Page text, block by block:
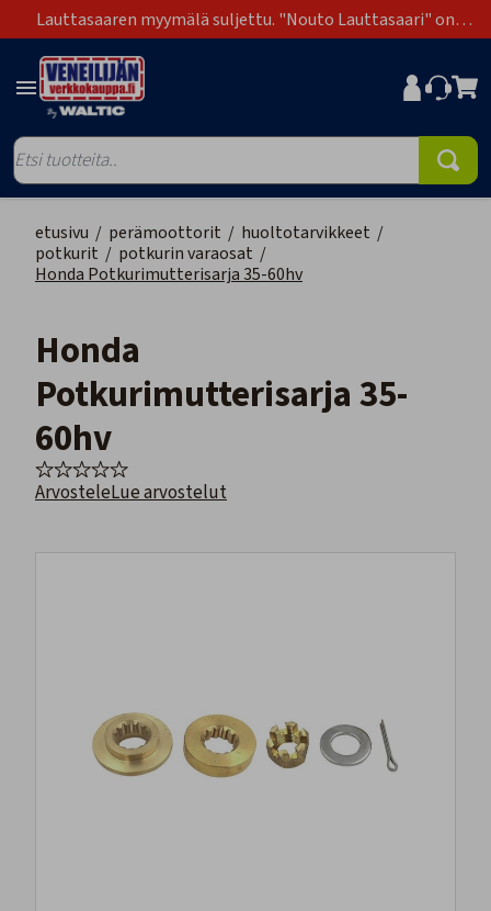
Lauttasaaren myymälä suljettu. "Nouto Lauttasaari" on
poistunut toimitustapavaihtoehdoista.
etusivu / perämoottorit / huoltotarvikkeet /
potkurit / potkurin varaosat /
Honda Potkurimutterisarja 35-60hv
Honda
Potkurimutterisarja 35-
60hv
ArvosteleLue arvostelut